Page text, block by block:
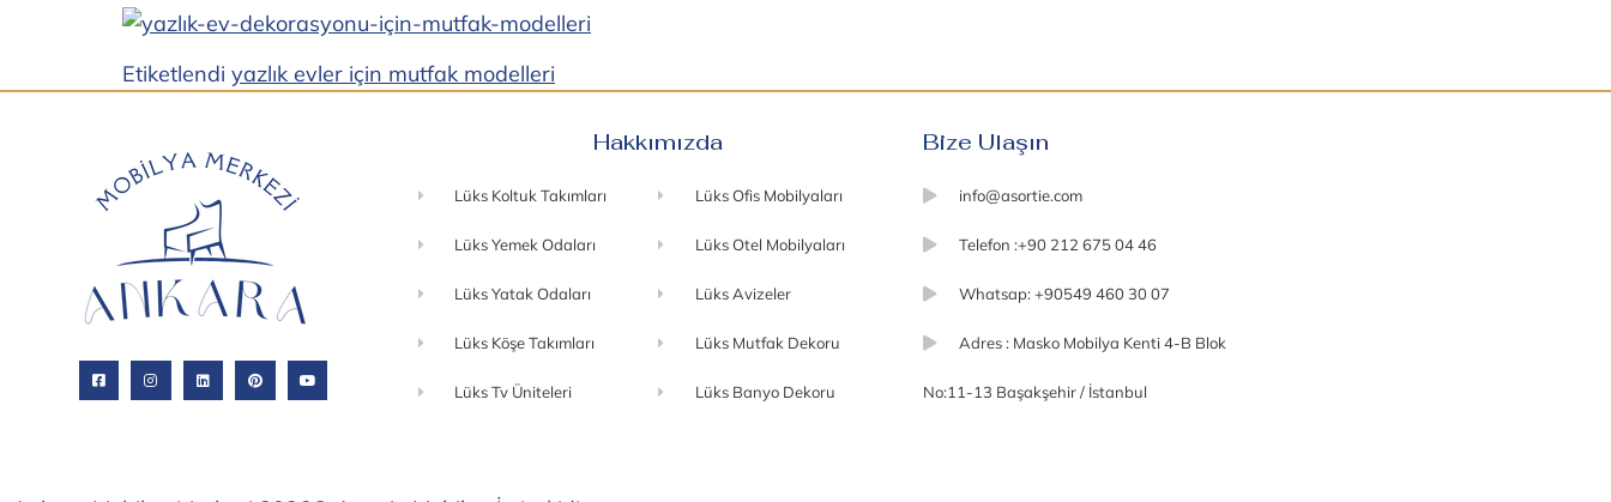
Etiketlendi yazlık evler için mutfak modelleri
Hakkımızda
Lüks Koltuk Takımları
Lüks Yemek Odaları
Lüks Yatak Odaları
Lüks Köşe Takımları
Lüks Tv Üniteleri
Lüks Ofis Mobilyaları
Lüks Otel Mobilyaları
Lüks Avizeler
Lüks Mutfak Dekoru
Lüks Banyo Dekoru
Bize Ulaşın
info@asortie.com
Telefon :+90 212 675 04 46
Whatsap: +90549 460 30 07
Adres : Masko Mobilya Kenti 4-B Blok
No:11-13 Başakşehir / İstanbul